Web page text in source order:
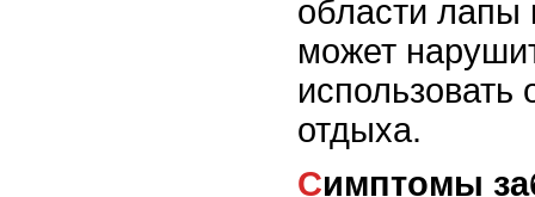
области лапы
может
использовать
отдыха.
Симптомы